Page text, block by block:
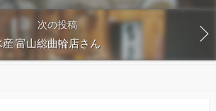
次の投稿
富山総曲輪店さん